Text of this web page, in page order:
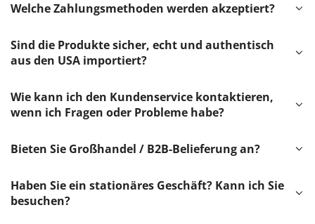
Welche Zahlungsmethoden werden akzeptiert?
Sind die Produkte sicher, echt und authentisch
aus den USA importiert?
Wie kann ich den Kundenservice kontaktieren,
wenn ich Fragen oder Probleme habe?
Bieten Sie Großhandel / B2B-Belieferung an?
Haben Sie ein stationäres Geschäft? Kann ich Sie
besuchen?